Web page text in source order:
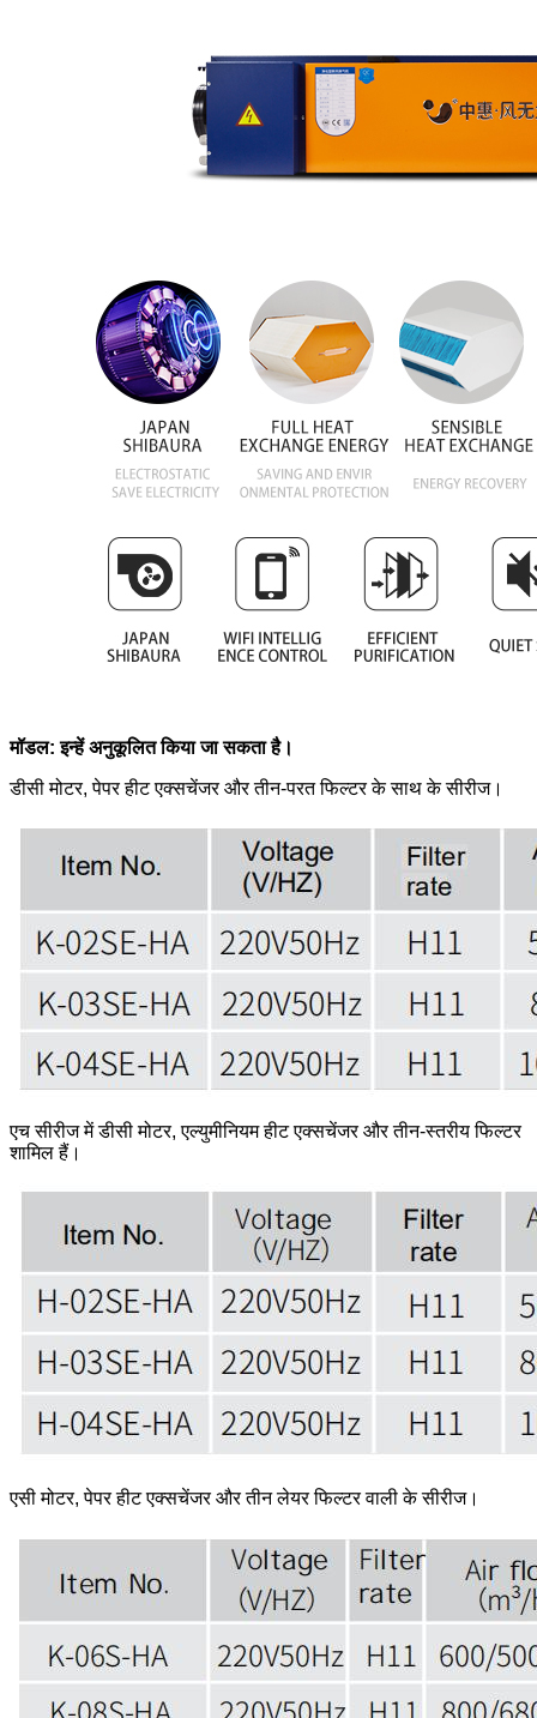
मॉडल: इन्हें अनुकूलित किया जा सकता है।
डीसी मोटर, पेपर हीट एक्सचेंजर और तीन-परत फिल्टर के साथ के सीरीज।
एच सीरीज में डीसी मोटर, एल्युमीनियम हीट एक्सचेंजर और तीन-स्तरीय फिल्टर
शामिल हैं।
एसी मोटर, पेपर हीट एक्सचेंजर और तीन लेयर फिल्टर वाली के सीरीज।